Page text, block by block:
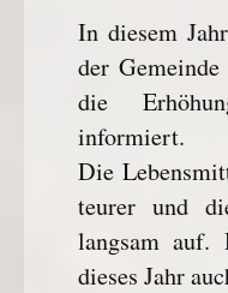
In diesem
der
die
informiert.
Die
teurer und
langsam auf.
dieses Jahr